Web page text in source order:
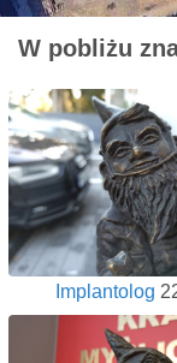
W pobliżu
Implantolog